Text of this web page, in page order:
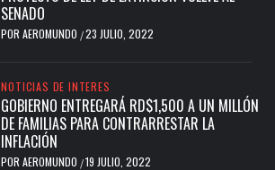
SENADO
POR AEROMUNDO /23 JULIO, 2022
NOTICIAS DE INTERES
GOBIERNO ENTREGARÁ RD$1,500 A UN MILLÓN
DE FAMILIAS PARA CONTRARRESTAR LA
INFLACIÓN
POR AEROMUNDO /19 JULIO, 2022